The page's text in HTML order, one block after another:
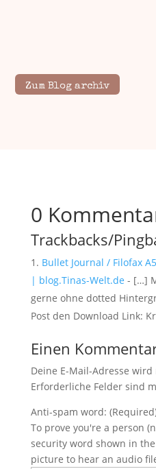
Zum Blog archiv
0
Trackbacks/
Bullet Journal / Filofax
| blog.Tinas-Welt.de - […]
gerne ohne dotted
Post den Download Link:
Einen
Deine E-Mail-Adresse
Erforderliche Felder sind
Anti-spam word:
To prove you're a person
security word shown in
picture to hear an audio